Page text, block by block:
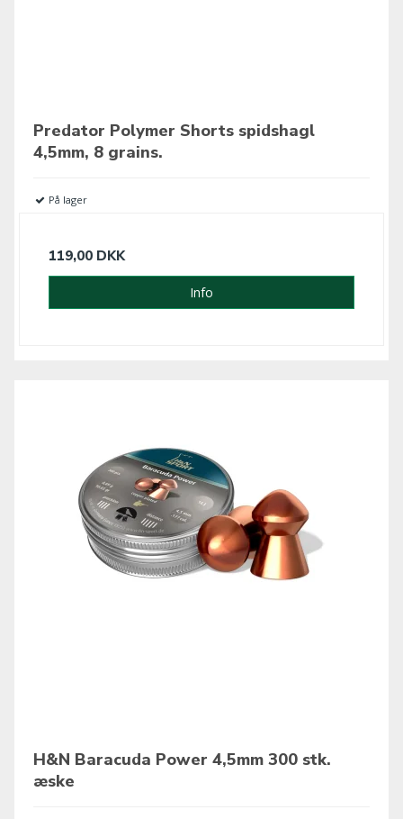
Predator Polymer Shorts spidshagl
4,5mm, 8 grains.
På lager
119,00 DKK
Info
H&N Baracuda Power 4,5mm 300 stk.
æske